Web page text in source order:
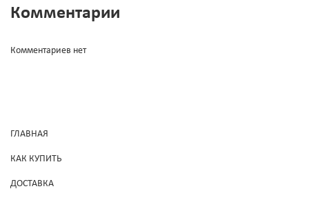
Комментарии
Комментариев нет
ГЛАВНАЯ
КАК КУПИТЬ
ДОСТАВКА